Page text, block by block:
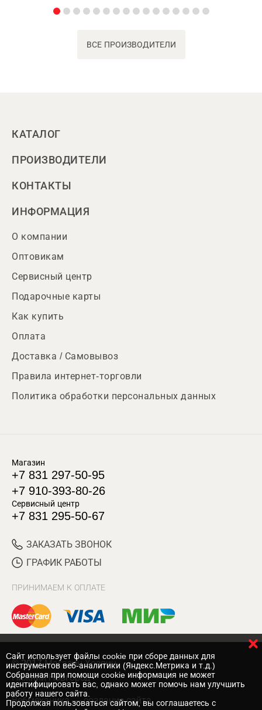
ВСЕ ПРОИЗВОДИТЕЛИ
КАТАЛОГ
ПРОИЗВОДИТЕЛИ
КОНТАКТЫ
ИНФОРМАЦИЯ
О компании
Оптовикам
Сервисный центр
Подарочные карты
Как купить
Оплата
Доставка / Самовывоз
Правила интернет-торговли
Политика обработки персональных данных
Магазин
+7 831 297-50-95
+7 910-393-80-26
Сервисный центр
+7 831 295-50-67
ЗАКАЗАТЬ ЗВОНОК
ГРАФИК РАБОТЫ
ПРИНИМАЕМ К ОПЛАТЕ
© 2017 Магазин Хозяин
Нижний Новгород
Вебмеханика — создание сайта
Cайт использует файлы cookie при сборе данных для
инструментов веб-аналитики (Яндекс.Метрика и т.д.)
Собранная при помощи cookie информация не может
идентифицировать вас, однако может помочь нам улучшить
работу нашего сайта.
Продолжая пользоваться сайтом, вы соглашаетесь с